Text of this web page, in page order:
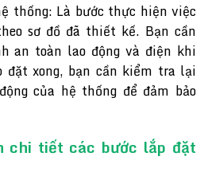
thống: Là bước thực hiện việc
sơ đồ đã thiết kế. Bạn cần
an toàn lao động và điện khi
xong, bạn cần kiểm tra lại
của hệ thống để đảm bảo
chi tiết các bước lắp đặt